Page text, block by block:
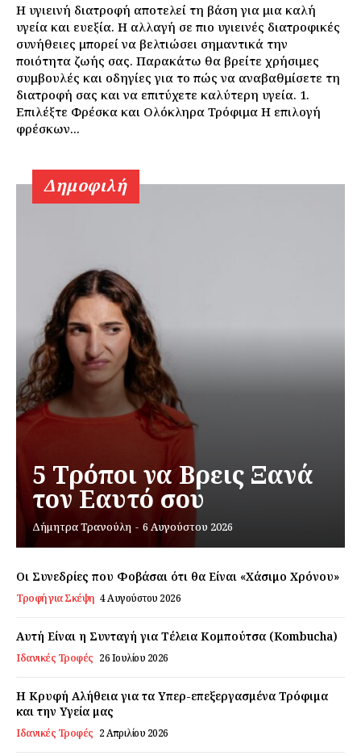
Εγγραφείτε τώρα!
Daily Food
Αποποίηση Ευθυνών
Ο λογαριασμός μου
Η υγιεινή διατροφή αποτελεί τη βάση για μια καλή
υγεία και ευεξία. Η αλλαγή σε πιο υγιεινές διατροφικές
συνήθειες μπορεί να βελτιώσει σημαντικά την
ποιότητα ζωής σας. Παρακάτω θα βρείτε χρήσιμες
συμβουλές και οδηγίες για το πώς να αναβαθμίσετε τη
διατροφή σας και να επιτύχετε καλύτερη υγεία. 1.
Επιλέξτε Φρέσκα και Ολόκληρα Τρόφιμα Η επιλογή
φρέσκων...
Δημοφιλή
5 Τρόποι να Βρεις Ξανά
τον Εαυτό σου
Δήμητρα Τρανούλη - 6 Αυγούστου 2026
Οι Συνεδρίες που Φοβάσαι ότι θα Είναι «Χάσιμο Χρόνου»
Τροφή για Σκέψη 4 Αυγούστου 2026
Αυτή Είναι η Συνταγή για Τέλεια Κομπούτσα (Kombucha)
Ιδανικές Τροφές 26 Ιουλίου 2026
Η Κρυφή Αλήθεια για τα Υπερ-επεξεργασμένα Τρόφιμα
και την Υγεία μας
Ιδανικές Τροφές 2 Απριλίου 2026